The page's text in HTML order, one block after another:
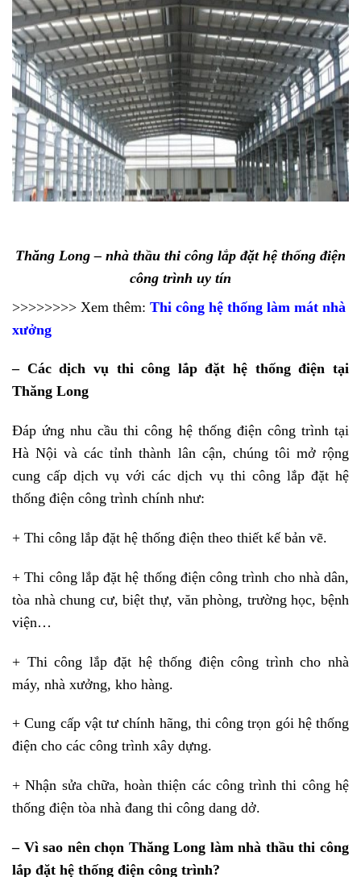
Thăng Long – nhà thầu thi công lắp đặt hệ thống điện
công trình uy tín
>>>>>>>> Xem thêm: Thi công hệ thống làm mát nhà
xưởng
– Các dịch vụ thi công lắp đặt hệ thống điện tại
Thăng Long
Đáp ứng nhu cầu thi công hệ thống điện công trình tại
Hà Nội và các tỉnh thành lân cận, chúng tôi mở rộng
cung cấp dịch vụ với các dịch vụ thi công lắp đặt hệ
thống điện công trình chính như:
+ Thi công lắp đặt hệ thống điện theo thiết kế bản vẽ.
+ Thi công lắp đặt hệ thống điện công trình cho nhà dân,
tòa nhà chung cư, biệt thự, văn phòng, trường học, bệnh
viện…
+ Thi công lắp đặt hệ thống điện công trình cho nhà
máy, nhà xưởng, kho hàng.
+ Cung cấp vật tư chính hãng, thi công trọn gói hệ thống
điện cho các công trình xây dựng.
+ Nhận sửa chữa, hoàn thiện các công trình thi công hệ
thống điện tòa nhà đang thi công dang dở.
– Vì sao nên chọn Thăng Long làm nhà thầu thi công
lắp đặt hệ thống điện công trình?